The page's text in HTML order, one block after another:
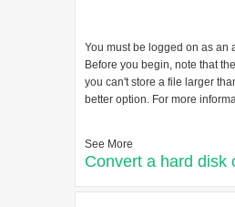
You must be logged on as an
Before you begin, note that
you can't store a file larger
better option. For more
See More
Convert a hard disk